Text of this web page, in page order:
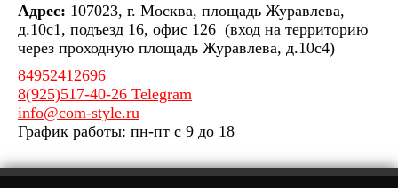
Адрес: 107023, г. Москва, площадь Журавлева,
д.10с1, подъезд 16, офис 126 (вход на территорию
через проходную площадь Журавлева, д.10с4)
84952412696
8(925)517-40-26 Telegram
info@com-style.ru
График работы: пн-пт с 9 до 18